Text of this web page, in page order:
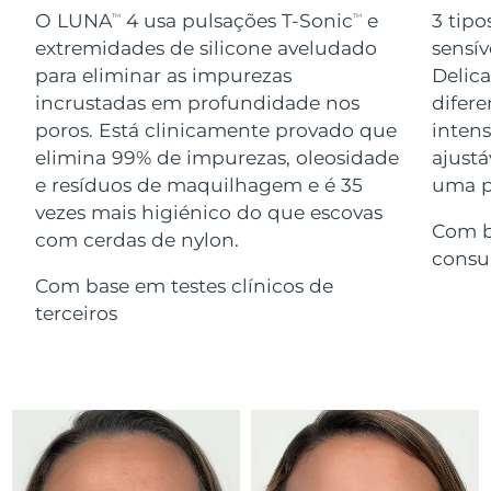
O LUNATM 4 usa pulsações T-SonicTM
e
extremidades de silicone aveludado
para eliminar as impurezas
incrustadas em profundidade nos
poros. Está clinicamente provado que
elimina 99% de impurezas, oleosidade
e resíduos de maquilhagem e é 35
vezes mais higiénico do que escovas
com cerdas de nylon.
Com base em testes clínicos de
terceiros
3
uma
Com
Advanced pore care essentials
For healthy hair
issa™ Teeth Whitening Gel
18% PAP
Cosméticos Homens
Comprar todos
FOREO APP
Israel Entrega prevista 8/12/26
Itália Entrega prevista 8/8/26
Japão Entrega prevista 8/11/26
Jersey
8/10/26
Kuwait
Líbano Entrega prevista
Lituânia Entrega prevista8/8/26